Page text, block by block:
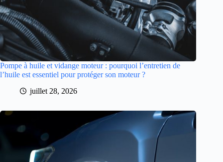
Pompe à huile et vidange moteur : pourquoi l’entretien de
l’huile est essentiel pour protéger son moteur ?
juillet 28, 2026